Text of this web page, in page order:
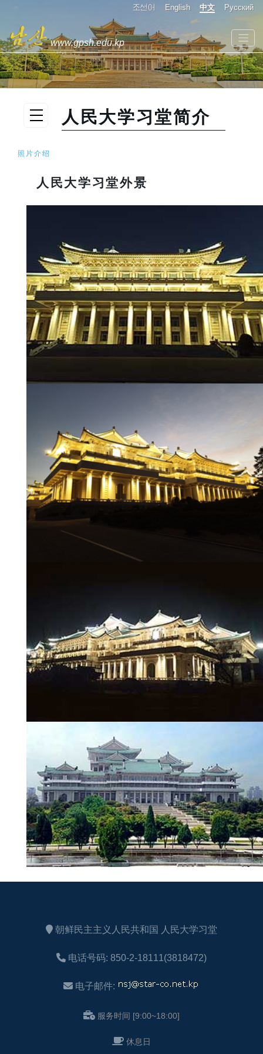
조선어 English 中文 Русский
www.gpsh.edu.kp
人民大学习堂简介
照片介绍
人民大学习堂外景
朝鲜民主主义人民共和国 人民大学习堂
电话号码: 850-2-18111(3818472)
电子邮件:
服务时间 [9:00~18:00]
休息日